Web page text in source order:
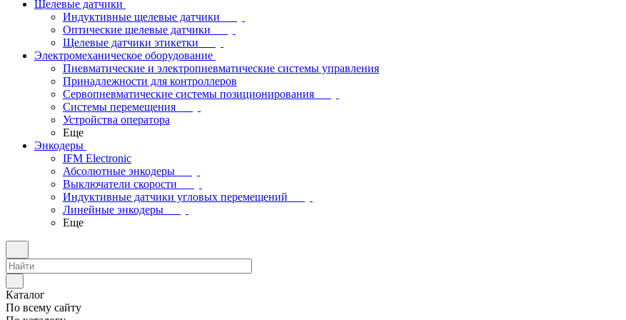
Щелевые датчики
Индуктивные щелевые датчики
Оптические щелевые датчики
Щелевые датчики этикетки
Электромеханическое оборудование
Пневматические и электропневматические системы управления
Принадлежности для контроллеров
Сервопневматические системы позиционирования
Системы перемещения
Устройства оператора
Еще
Энкодеры
IFM Electronic
Абсолютные энкодеры
Выключатели скорости
Индуктивные датчики угловых перемещений
Линейные энкодеры
Еще
Каталог
По всему сайту